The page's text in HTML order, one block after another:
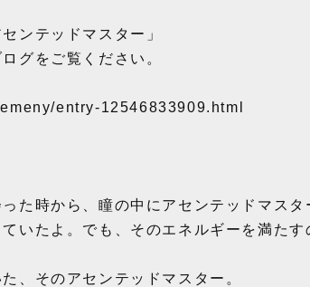
ンテッドマスター」
グをご覧ください。
entry-12546833909.html
った時から、瞳の中にアセンテッドマス
いたよ。でも、そのエネルギーを満たす
、そのアセンテッドマスター。